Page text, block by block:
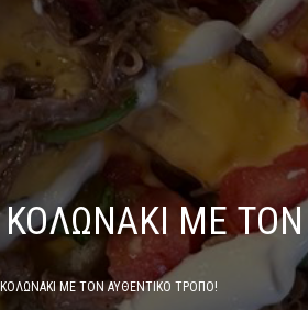
ΚΟΛΩΝΑΚΙ ΜΕ
ΚΟΛΩΝΑΚΙ ΜΕ ΤΟΝ ΑΥΘΕΝΤΙΚΟ ΤΡΟΠΟ!